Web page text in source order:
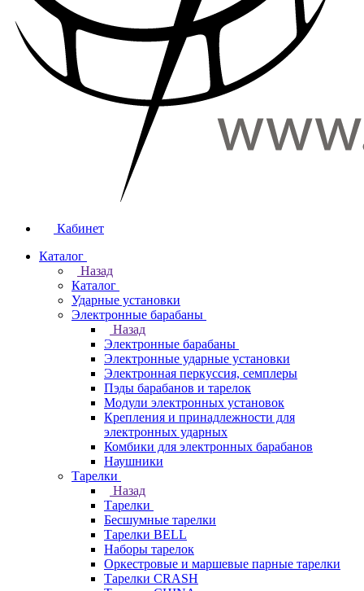
Кабинет
Каталог
Назад
Каталог
Ударные установки
Электронные барабаны
Назад
Электронные барабаны
Электронные ударные установки
Электронная перкуссия, семплеры
Пэды барабанов и тарелок
Модули электронных установок
Крепления и принадлежности для
электронных ударных
Комбики для электронных барабанов
Наушники
Тарелки
Назад
Тарелки
Бесшумные тарелки
Тарелки BELL
Наборы тарелок
Оркестровые и маршевые парные тарелки
Тарелки CRASH